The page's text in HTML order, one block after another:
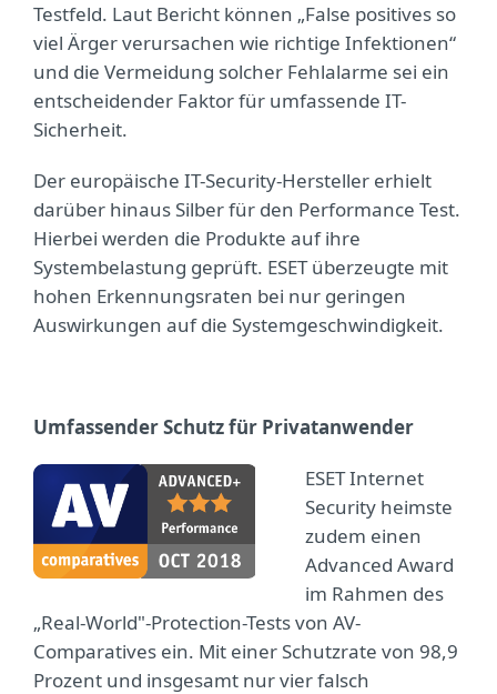
Testfeld. Laut Bericht können „False positives so
viel Ärger verursachen wie richtige Infektionen“
und die Vermeidung solcher Fehlalarme sei ein
entscheidender Faktor für umfassende IT-
Sicherheit.
Der europäische IT-Security-Hersteller erhielt
darüber hinaus Silber für den Performance Test.
Hierbei werden die Produkte auf ihre
Systembelastung geprüft. ESET überzeugte mit
hohen Erkennungsraten bei nur geringen
Auswirkungen auf die Systemgeschwindigkeit.
Umfassender Schutz für Privatanwender
ESET Internet
Security heimste
zudem einen
Advanced Award
im Rahmen des
„Real-World"-Protection-Tests von AV-
Comparatives ein. Mit einer Schutzrate von 98,9
Prozent und insgesamt nur vier falsch